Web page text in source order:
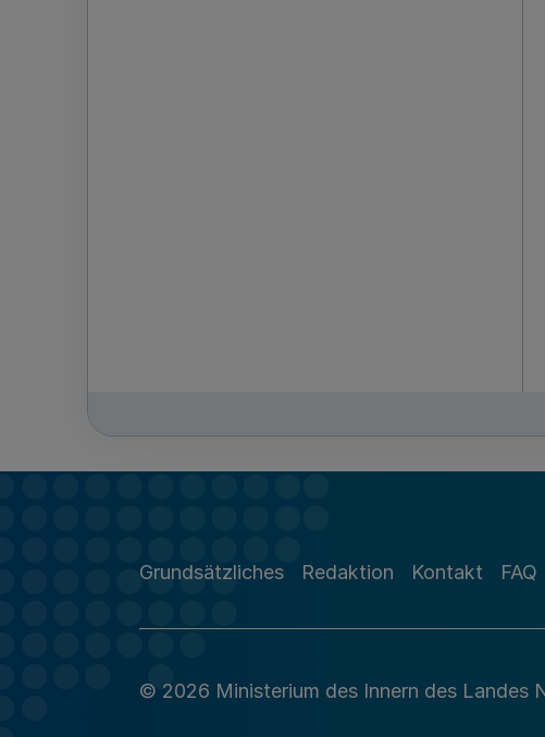
Grundsätzliches Redaktion Kontakt FAQ
© 2026 Ministerium des Innern des Landes